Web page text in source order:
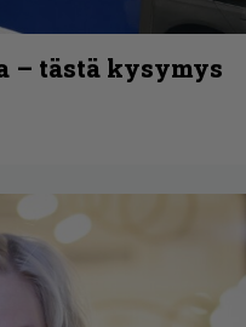
– tästä kysymys